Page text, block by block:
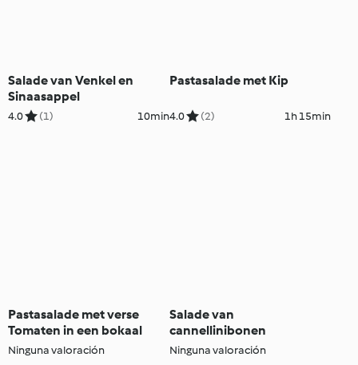
Salade van Venkel en
Sinaasappel
4.0 (1) 10min
Pastasalade met Kip
4.0 (2) 1h 15min
Pastasalade met verse
Tomaten in een bokaal
Ninguna valoración
Salade van
cannellinibonen
Ninguna valoración